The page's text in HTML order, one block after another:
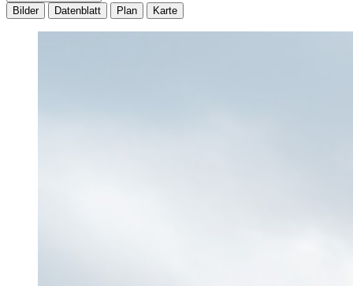
Bilder Datenblatt Plan Karte